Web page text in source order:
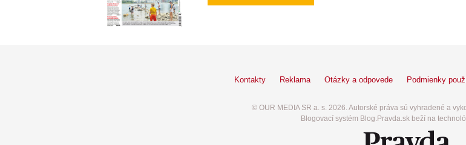
Kontakty Reklama Otázky a odpovede Podmienky
© OUR MEDIA SR a. s. 2026. Autorské práva sú vyhradené a
Blogovací systém Blog.Pravda.sk beží na